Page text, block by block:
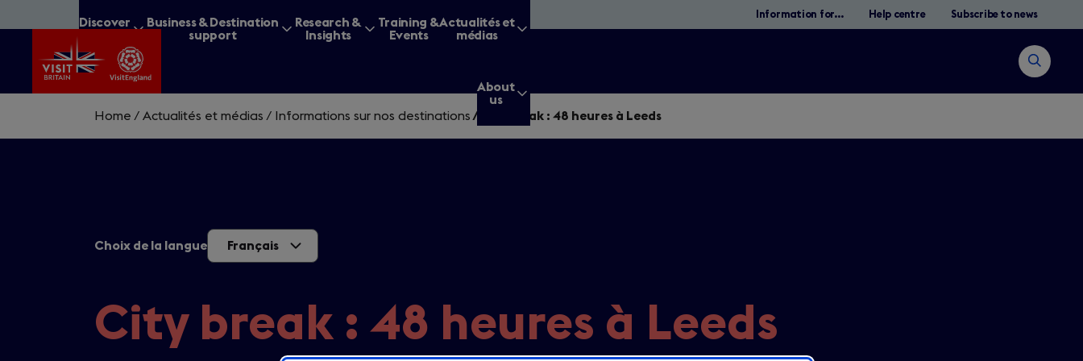
to
content
Information for... Help centre Subscribe to news
Discover
Business & Destination
support
Research &
Insights
Training &
Events
Actualités et
médias
About
us
Open
search
Home / Actualités et médias / Informations sur nos destinations / City break : 48 heures à Leeds
Choix de la langue Français
City break : 48 heures à Leeds